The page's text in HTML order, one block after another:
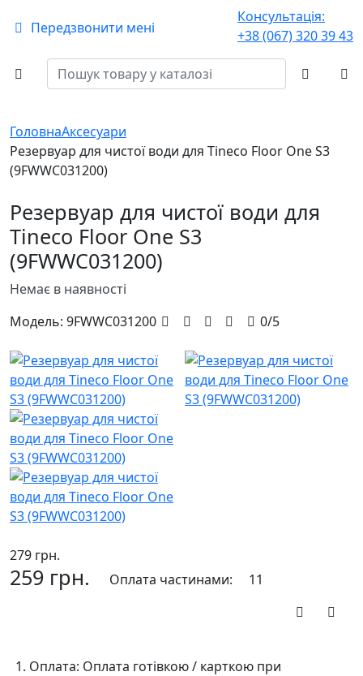
Передзвонити мені
Консультація:
+38 (067) 320 39 43
ГоловнаАксесуари
Резервуар для чистої води для Tineco Floor One S3
(9FWWC031200)
Резервуар для чистої води для
Tineco Floor One S3
(9FWWC031200)
Немає в наявності
Модель: 9FWWC031200 0/5
279 грн.
259 грн. Оплата частинами: 11
Оплата: Оплата готівкою / карткою при